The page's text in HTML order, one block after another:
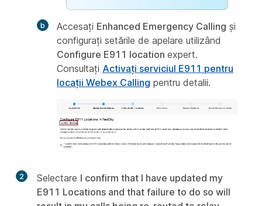
Accesaţi Enhanced Emergency Calling și
configurați setările de apelare utilizând
Configure E911 location expert.
Consultați Activați serviciul E911 pentru
locații Webex Calling pentru detalii.
2 Selectare I confirm that I have updated my
E911 Locations and that failure to do so will